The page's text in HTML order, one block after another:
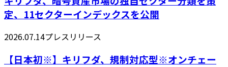
定、11セクターインデックスを公開
2026.07.14プレスリリース
【日本初※】キリフダ、規制対応型※オンチェー